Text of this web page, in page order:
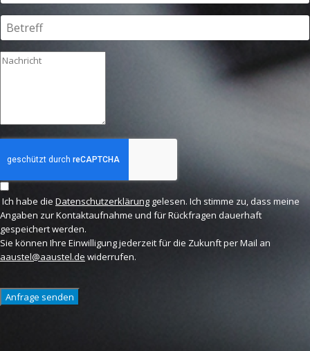
Ich habe die Datenschutzerklärung gelesen. Ich stimme zu, dass meine
Angaben zur Kontaktaufnahme und für Rückfragen dauerhaft
gespeichert werden.
Sie können Ihre Einwilligung jederzeit für die Zukunft per Mail an
aaustel@aaustel.de widerrufen.
Anfrage senden